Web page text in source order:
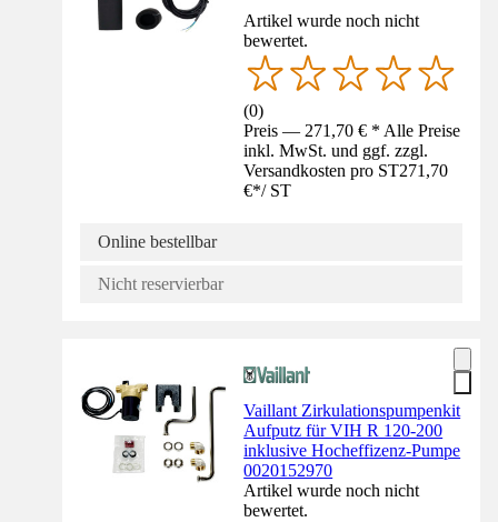
Artikel wurde noch nicht
bewertet.
(0)
Preis — 271,70 € * Alle Preise
inkl. MwSt. und ggf. zzgl.
Versandkosten pro ST271,70
€*/ ST
Online bestellbar
Nicht reservierbar
Vaillant Zirkulationspumpenkit
Aufputz für VIH R 120-200
inklusive Hocheffizenz-Pumpe
0020152970
Artikel wurde noch nicht
bewertet.